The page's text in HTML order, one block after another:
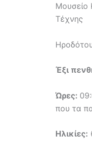
Μουσείο
Έξι
Ώρες:
που τα
Ηλικίες: